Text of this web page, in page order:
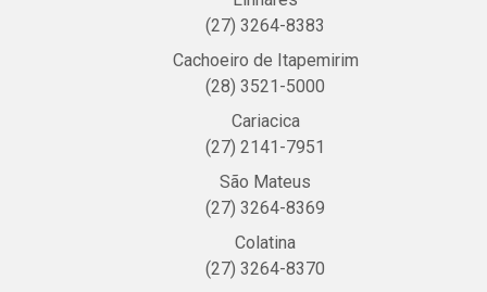
(27) 3264-8383
Cachoeiro de Itapemirim
(28) 3521-5000
Cariacica
(27) 2141-7951
São Mateus
(27) 3264-8369
Colatina
(27) 3264-8370